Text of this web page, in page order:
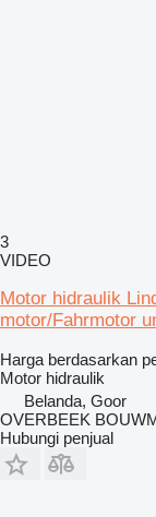
3
VIDEO
Motor hidraulik
motor/Fahrmotor
Harga berdasarkan
Motor hidraulik
Belanda, Goor
OVERBEEK
Hubungi penjual